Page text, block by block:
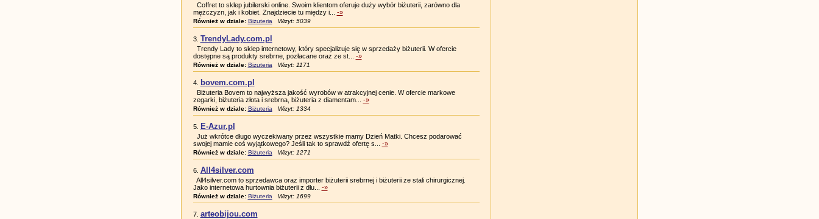
Coffret to sklep jubilerski online. Swoim klientom oferuje duży wybór biżuterii, zarówno dla
mężczyzn, jak i kobiet. Znajdziecie tu między i... -»
Również w dziale: Biżuteria Wizyt: 5039
3. TrendyLady.com.pl
Trendy Lady to sklep internetowy, który specjalizuje się w sprzedaży biżuterii. W ofercie
dostępne są produkty srebrne, pozłacane oraz ze st... -»
Również w dziale: Biżuteria Wizyt: 1171
4. bovem.com.pl
Biżuteria Bovem to najwyższa jakość wyrobów w atrakcyjnej cenie. W ofercie markowe
zegarki, biżuteria złota i srebrna, biżuteria z diamentam... -»
Również w dziale: Biżuteria Wizyt: 1334
5. E-Azur.pl
Już wkrótce długo wyczekiwany przez wszystkie mamy Dzień Matki. Chcesz podarować
swojej mamie coś wyjątkowego? Jeśli tak to sprawdź ofertę s... -»
Również w dziale: Biżuteria Wizyt: 1271
6. All4silver.com
All4silver.com to sprzedawca oraz importer biżuterii srebrnej i biżuterii ze stali chirurgicznej.
Jako internetowa hurtownia biżuterii z dłu... -»
Również w dziale: Biżuteria Wizyt: 1699
7. arteobijou.com